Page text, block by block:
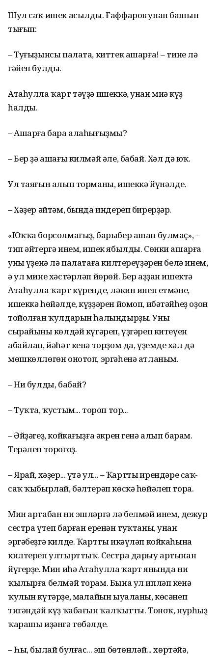
Шул саҡ ишек асылды. Ғаффаров унан башын
тығып:
– Туғыҙынсы палата, киттек ашарға! – тине лә
ғәйеп булды.
Атаһулла ҡарт тәүҙә ишеккә, унан миңә күҙ
һалды.
– Ашарға бара алаһығыҙмы?
– Бер ҙә ашағы килмәй әле, бабай. Хәл дә юҡ.
Ул таяғын алып торманы, ишеккә йүнәлде.
– Хәҙер әйтәм, бында индереп бирерҙәр.
«Юҡҡа борсолмағыҙ, барыбер ашап булмаҫ», –
тип әйтергә инем, ишек ябылды. Сөнки ашарға
уның үҙенә лә палатаға килтереүҙәрен белә инем,
ә ул мине хәстәрләп йөрөй. Бер аҙҙан ишектә
Атаһулла ҡарт күренде, ләкин инеп етмәне,
ишеккә һөйәлде, күҙҙәрен йомоп, ибәтәйһеҙ оҙон
тойолған ҡулдарын һалындырҙы. Уның
сырайының көлдәй күгәреп, үҙгәреп китеүен
абайлап, йәһәт кенә торҙом да, үҙемдең хәл дә
мөшкөллөгөн онотоп, эргәһенә атланым.
– Ни булды, бабай?
– Туҡта, ҡустым... тороп тор...
– Әйҙәгеҙ, койкағыҙға әкрен генә алып барам.
Терәлеп тороғоҙ.
– Ярай, хәҙер... үтә ул... – Ҡарттың ирендәре саҡ-
саҡ ҡыбырлай, бәлтерәп көскә һөйәлеп тора.
Мин артабан ни эшләргә лә белмәй инем, дежур
сестра үтеп барған еренән туҡтаны, унан
эргәбеҙгә килде. Ҡартты икәүләп койкаһына
килтереп ултырт­тыҡ. Сестра дарыу артынан
йүгерҙе. Мин иһә Атаһулла ҡарт янында ни
ҡылырға белмәй торам. Бына ул ипләп кенә
ҡулын күтәрҙе, маңлайын ыуаланы, көсәнеп
тигәндәй күҙ ҡабағын ҡал­ҡытты. Тоноҡ, нурһыҙ
ҡарашы иҙәнгә төбәлде.
– Һы, былай булғас... эш бөтөнләй... хөртәйә,